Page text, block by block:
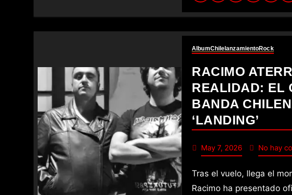
AlbumChile lanzamientoRock
RACIMO
REALIDAD: EL
BANDA
‘LANDING’
May 7, 2026 No hay
Tras el vuelo, llega el momento de tocar tierra. La banda chilena
Racimo ha presentado